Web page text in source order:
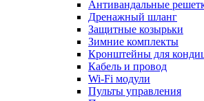
Антивандальные
Дренажный шланг
Защитные козырьки
Зимние комплекты
Кронштейны для
Кабель и провод
Wi-Fi модули
Пульты управления